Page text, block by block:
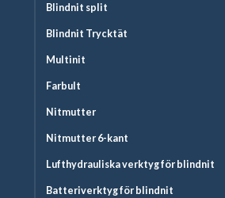
Blindnit split
Blindnit Trycktät
Multinit
Farbult
Nitmutter
Nitmutter 6-kant
Lufthydrauliska verktyg för blindnit
Batteriverktyg för blindnit